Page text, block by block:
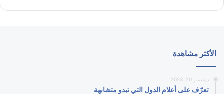
الأكثر مشاهدة
ديسمبر 20, 2023
تعرّف على أعلام الدول التي تبدو متشابهة